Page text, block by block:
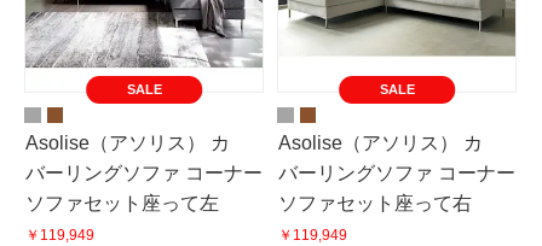
SALE
Asolise（アソリス） カ
バーリングソファ コーナー
ソファセット座って左
￥119,949
SALE
Asolise（アソリス） カ
バーリングソファ コーナー
ソファセット座って右
￥119,949